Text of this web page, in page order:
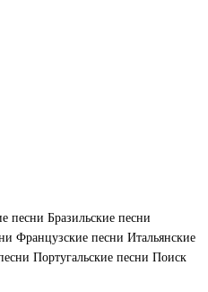
песни Бразильские песни
Французские песни Итальянские
Португальские песни Поиск